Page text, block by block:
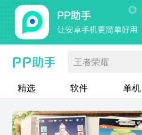
王者荣耀
精选 软件 单机